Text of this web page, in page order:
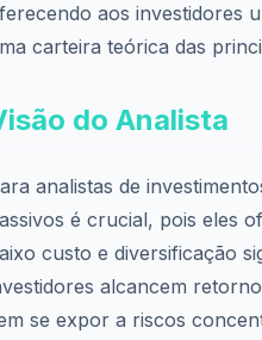
aos investidores
carteira teórica das
do Analista
analistas de
é crucial, pois eles
custo e diversificação
alcancem
se expor a riscos